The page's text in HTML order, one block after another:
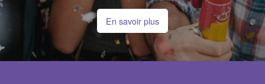
En savoir plus